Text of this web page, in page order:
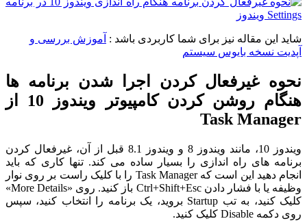
شاید این مقاله نیز برای شما کاربردی باشد : آموزش بررسی و
آپدیت نسخه بایوس سیستم
نحوه غیرفعال کردن اجرا شدن برنامه ها
هنگام روشن کردن کامپیوتر ویندوز 10 از
Task Manager
ویندوز 10، مانند ویندوز 8 و ویندوز 8.1 قبل از آن، غیرفعال کردن
برنامه های راه اندازی را بسیار ساده می کند. تنها کاری که باید
انجام دهید این است که Task Manager را با کلیک راست بر روی نوار
وظیفه یا با فشار دادن Ctrl+Shift+Esc باز کنید. روی «More Details»
کلیک کنید، به تب Startup بروید، یک برنامه را انتخاب کنید، سپس
روی دکمه Disable کلیک کنید.